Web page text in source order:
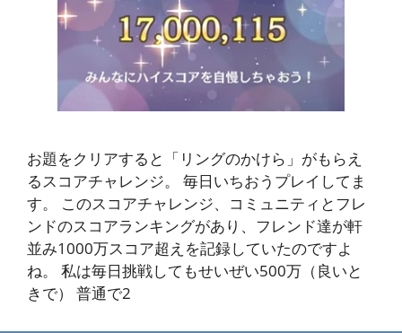
お題をクリアすると「リングのかけら」がもらえ
るスコアチャレンジ。 毎日いちおうプレイしてま
す。 このスコアチャレンジ、コミュニティとフレ
ンドのスコアランキングがあり、フレンド達が軒
並み1000万スコア超えを記録していたのですよ
ね。 私は毎日挑戦してもせいぜい500万（良いと
きで） 普通で2